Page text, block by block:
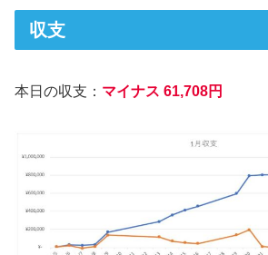
収支
本日の収支： マイナス 61,708円